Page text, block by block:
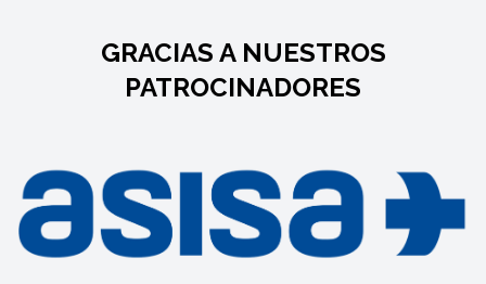
GRACIAS A NUESTROS
PATROCINADORES